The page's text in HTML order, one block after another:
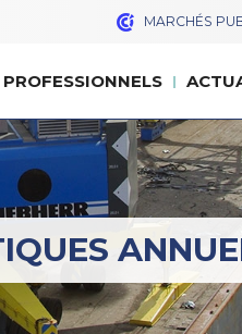
MARCHÉS
PROFESSIONNELS